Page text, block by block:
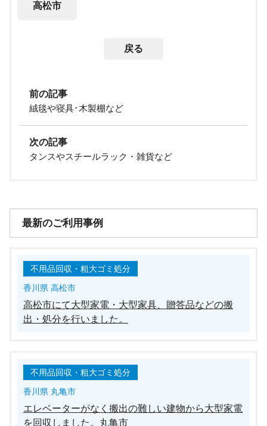
高松市
戻る
前の記事
絨毯や寝具･木製棚など
次の記事
タンスやスチールラック・雑貨など
最新のご利用事例
不用品回収・粗大ゴミ処分
香川県 高松市
高松市にて大型家電・大型家具、贈答品などの搬
出・処分を行いました。
不用品回収・粗大ゴミ処分
香川県 丸亀市
エレベーターがなく搬出の難しい建物から大型家電
を回収しました。丸亀市